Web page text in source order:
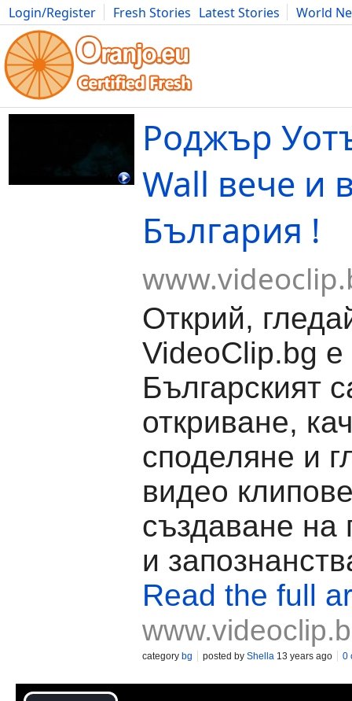
Login/Register Fresh Stories Latest Stories
World
Movies Anime Music Art Cars Advice Science
Роджър
Wall вече и
България !
Открий,
VideoClip.bg е
Българският
откриване,
споделяне и
видео
създаване на
и
Read the full
category bg posted by Shella 13 years ago 0